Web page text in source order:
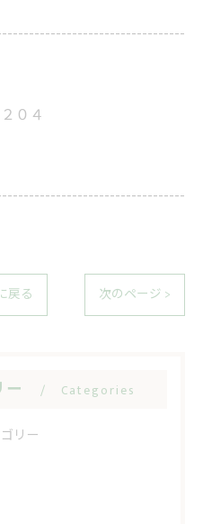
０４
戻る 次のページ >
Categories
リー